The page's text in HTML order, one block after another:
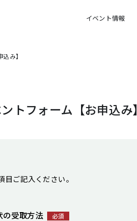
イベント情報
み】
トフォーム【お申込み】
目ご記入ください。
の受取方法 必須